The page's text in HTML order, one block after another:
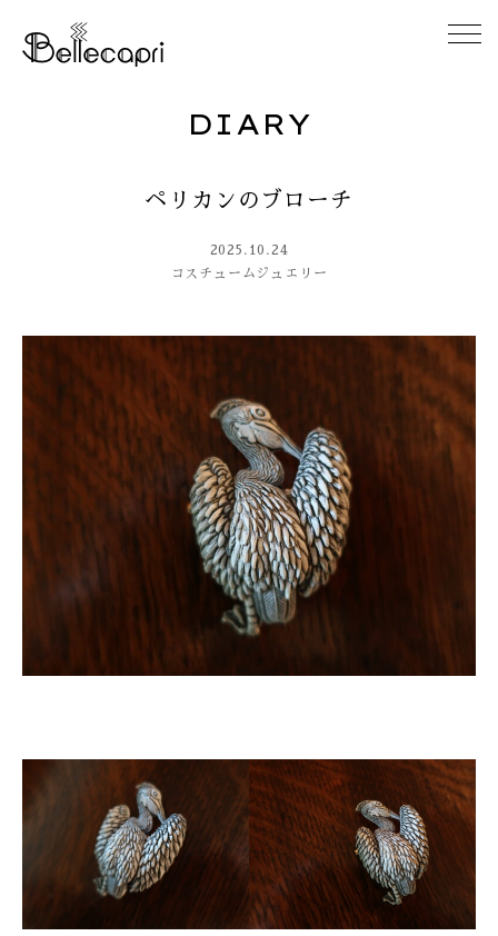
ACCESS
GALLERY
DIARY
CONTACT
ONLINE SHOP
DIARY
ペリカンのブローチ
2025.10.24
コスチュームジュエリー